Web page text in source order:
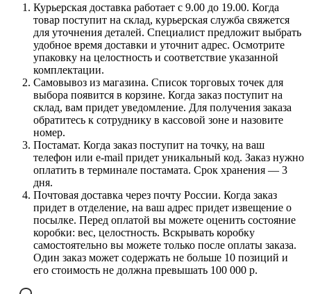
Курьерская доставка работает с 9.00 до 19.00. Когда
товар поступит на склад, курьерская служба свяжется
для уточнения деталей. Специалист предложит выбрать
удобное время доставки и уточнит адрес. Осмотрите
упаковку на целостность и соответствие указанной
комплектации.
Самовывоз из магазина. Список торговых точек для
выбора появится в корзине. Когда заказ поступит на
склад, вам придет уведомление. Для получения заказа
обратитесь к сотруднику в кассовой зоне и назовите
номер.
Постамат. Когда заказ поступит на точку, на ваш
телефон или e-mail придет уникальный код. Заказ нужно
оплатить в терминале постамата. Срок хранения — 3
дня.
Почтовая доставка через почту России. Когда заказ
придет в отделение, на ваш адрес придет извещение о
посылке. Перед оплатой вы можете оценить состояние
коробки: вес, целостность. Вскрывать коробку
самостоятельно вы можете только после оплаты заказа.
Один заказ может содержать не больше 10 позиций и
его стоимость не должна превышать 100 000 р.